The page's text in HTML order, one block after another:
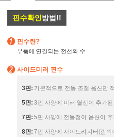
핀수확인방법!!
핀수란?
부품에 연결되는 전선의 수
사이드미러 핀수
3핀: 기본적으로 전동 조절 옵션만
5핀: 3핀 사양에 미러 열선이 추가
7핀: 5핀 사양에 전동접이 옵션이
8핀: 7핀 사양에 사이드리피터(깜